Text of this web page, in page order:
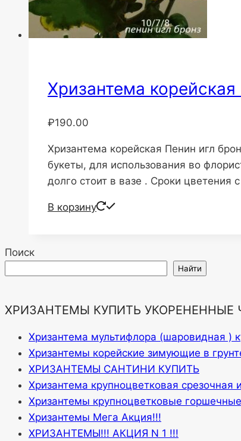
Хризантема
₽190.00
Хризантема корейская Пенин игл
букеты, для использования во
долго стоит в вазе . Сроки цветения
В корзину
Поиск
Найти
ХРИЗАНТЕМЫ КУПИТЬ УКОРЕНЕННЫЕ
Хризантема мультифлора (шаровидная )
Хризантемы корейские зимующие в
ХРИЗАНТЕМЫ САНТИНИ КУПИТЬ
Хризантема крупноцветковая срезочная
Хризантемы крупноцветковые
Хризантемы Мега Акция!!!
ХРИЗАНТЕМЫ!!! АКЦИЯ N 1 !!!